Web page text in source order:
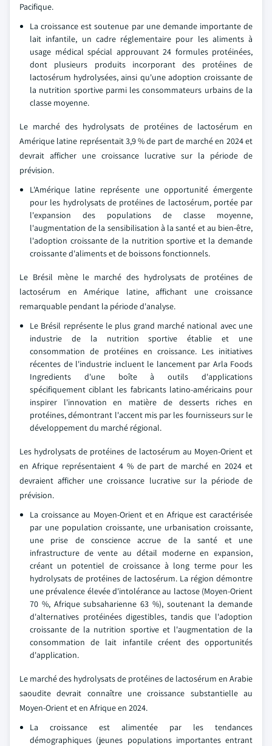
Pacifique.
La croissance est soutenue par une demande importante de
lait infantile, un cadre réglementaire pour les aliments à
usage médical spécial approuvant 24 formules protéinées,
dont plusieurs produits incorporant des protéines de
lactosérum hydrolysées, ainsi qu'une adoption croissante de
la nutrition sportive parmi les consommateurs urbains de la
classe moyenne.
Le marché des hydrolysats de protéines de lactosérum en
Amérique latine représentait 3,9 % de part de marché en 2024 et
devrait afficher une croissance lucrative sur la période de
prévision.
L'Amérique latine représente une opportunité émergente
pour les hydrolysats de protéines de lactosérum, portée par
l'expansion des populations de classe moyenne,
l'augmentation de la sensibilisation à la santé et au bien-être,
l'adoption croissante de la nutrition sportive et la demande
croissante d'aliments et de boissons fonctionnels.
Le Brésil mène le marché des hydrolysats de protéines de
lactosérum en Amérique latine, affichant une croissance
remarquable pendant la période d'analyse.
Le Brésil représente le plus grand marché national avec une
industrie de la nutrition sportive établie et une
consommation de protéines en croissance. Les initiatives
récentes de l'industrie incluent le lancement par Arla Foods
Ingredients d'une boîte à outils d'applications
spécifiquement ciblant les fabricants latino-américains pour
inspirer l'innovation en matière de desserts riches en
protéines, démontrant l'accent mis par les fournisseurs sur le
développement du marché régional.
Les hydrolysats de protéines de lactosérum au Moyen-Orient et
en Afrique représentaient 4 % de part de marché en 2024 et
devraient afficher une croissance lucrative sur la période de
prévision.
La croissance au Moyen-Orient et en Afrique est caractérisée
par une population croissante, une urbanisation croissante,
une prise de conscience accrue de la santé et une
infrastructure de vente au détail moderne en expansion,
créant un potentiel de croissance à long terme pour les
hydrolysats de protéines de lactosérum. La région démontre
une prévalence élevée d'intolérance au lactose (Moyen-Orient
70 %, Afrique subsaharienne 63 %), soutenant la demande
d'alternatives protéinées digestibles, tandis que l'adoption
croissante de la nutrition sportive et l'augmentation de la
consommation de lait infantile créent des opportunités
d'application.
Le marché des hydrolysats de protéines de lactosérum en Arabie
saoudite devrait connaître une croissance substantielle au
Moyen-Orient et en Afrique en 2024.
La croissance est alimentée par les tendances
démographiques (jeunes populations importantes entrant